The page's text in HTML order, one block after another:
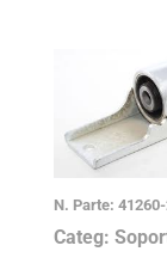
N. Parte:
Categ: